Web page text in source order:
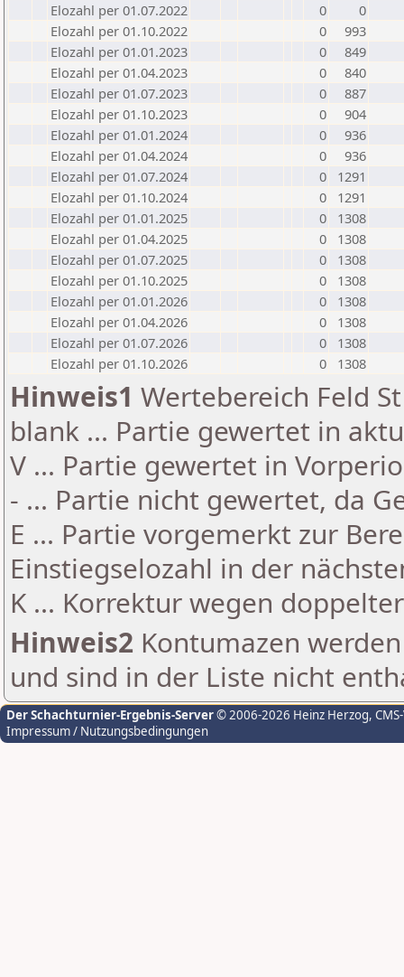
Elozahl per 01.07.2022
0
0
Elozahl per 01.10.2022
0
993
Elozahl per 01.01.2023
0
849
Elozahl per 01.04.2023
0
840
Elozahl per 01.07.2023
0
887
Elozahl per 01.10.2023
0
904
Elozahl per 01.01.2024
0
936
Elozahl per 01.04.2024
0
936
Elozahl per 01.07.2024
0
1291
Elozahl per 01.10.2024
0
1291
Elozahl per 01.01.2025
0
1308
Elozahl per 01.04.2025
0
1308
Elozahl per 01.07.2025
0
1308
Elozahl per 01.10.2025
0
1308
Elozahl per 01.01.2026
0
1308
Elozahl per 01.04.2026
0
1308
Elozahl per 01.07.2026
0
1308
Elozahl per 01.10.2026
0 1308
Hinweis1 Wertebereich Feld
blank ... Partie gewertet in
V ... Partie gewertet in
- ... Partie nicht gewertet, da
E ... Partie vorgemerkt zur
Einstiegselozahl in der
K ... Korrektur wegen
Hinweis2 Kontumazen
und sind in der Liste nicht
Der Schachturnier-Ergebnis-Server© 2006-2026 Heinz Herzog,
Impressum / Nutzungsbedingungen